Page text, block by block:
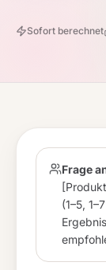
Sofort berechnet
Frage
(1–5,